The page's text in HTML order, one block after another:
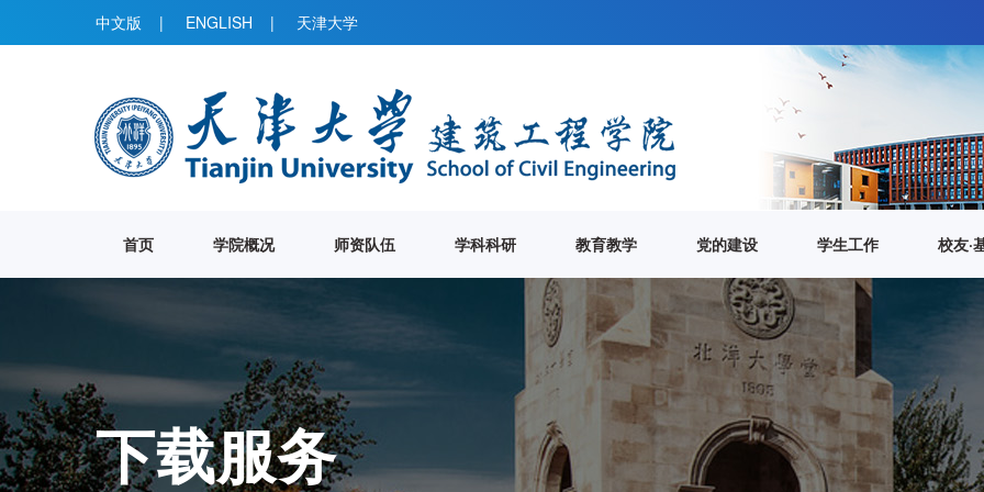
中文版 | ENGLISH | 天津大学
首页 学院概况 师资队伍 学科科研 教育教学 党的建设 学生工作 校友·
下载服务